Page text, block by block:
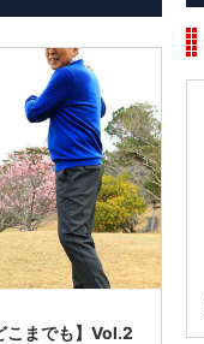
こまでも】Vol.2